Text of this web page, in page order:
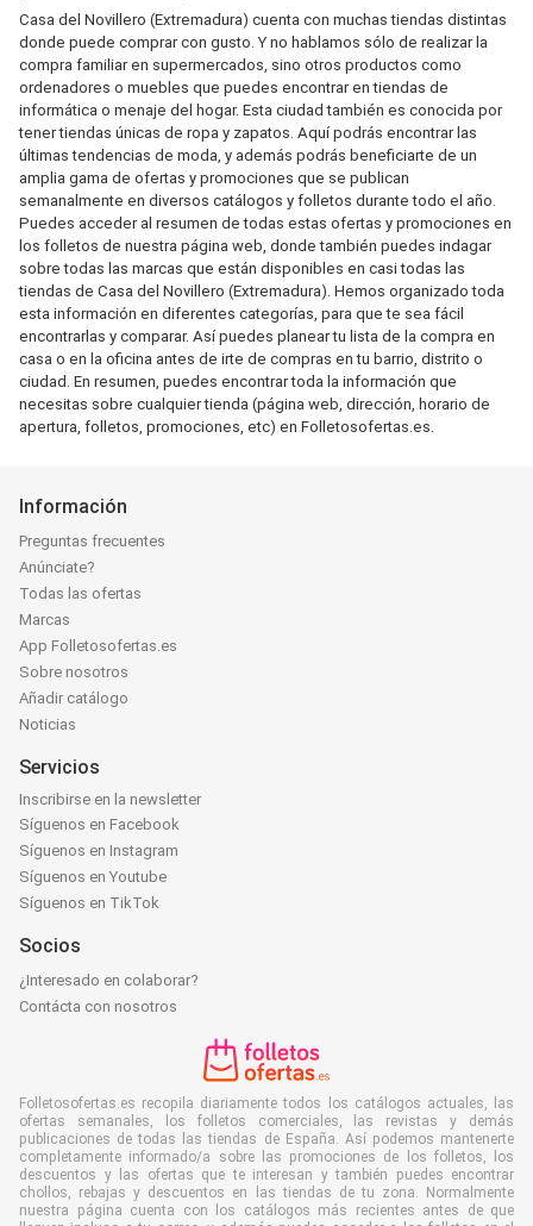
Casa del Novillero (Extremadura) cuenta con muchas tiendas distintas
donde puede comprar con gusto. Y no hablamos sólo de realizar la
compra familiar en supermercados, sino otros productos como
ordenadores o muebles que puedes encontrar en tiendas de
informática o menaje del hogar. Esta ciudad también es conocida por
tener tiendas únicas de ropa y zapatos. Aquí podrás encontrar las
últimas tendencias de moda, y además podrás beneficiarte de un
amplia gama de ofertas y promociones que se publican
semanalmente en diversos catálogos y folletos durante todo el año.
Puedes acceder al resumen de todas estas ofertas y promociones en
los folletos de nuestra página web, donde también puedes indagar
sobre todas las marcas que están disponibles en casi todas las
tiendas de Casa del Novillero (Extremadura). Hemos organizado toda
esta información en diferentes categorías, para que te sea fácil
encontrarlas y comparar. Así puedes planear tu lista de la compra en
casa o en la oficina antes de irte de compras en tu barrio, distrito o
ciudad. En resumen, puedes encontrar toda la información que
necesitas sobre cualquier tienda (página web, dirección, horario de
apertura, folletos, promociones, etc) en Folletosofertas.es.
Información
Preguntas frecuentes
Anúnciate?
Todas las ofertas
Marcas
App Folletosofertas.es
Sobre nosotros
Añadir catálogo
Noticias
Servicios
Inscribirse en la newsletter
Síguenos en Facebook
Síguenos en Instagram
Síguenos en Youtube
Síguenos en TikTok
Socios
¿Interesado en colaborar?
Contácta con nosotros
Folletosofertas.es recopila diariamente todos los catálogos actuales, las
ofertas semanales, los folletos comerciales, las revistas y demás
publicaciones de todas las tiendas de España. Así podemos mantenerte
completamente informado/a sobre las promociones de los folletos, los
descuentos y las ofertas que te interesan y también puedes encontrar
chollos, rebajas y descuentos en las tiendas de tu zona. Normalmente
nuestra página cuenta con los catálogos más recientes antes de que